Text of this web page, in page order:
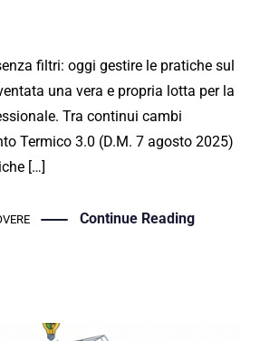
filtri: oggi gestire le pratiche sul
una vera e propria lotta per la
Tra continui cambi
Termico 3.0 (D.M. 7 agosto 2025)
[…]
Continue Reading